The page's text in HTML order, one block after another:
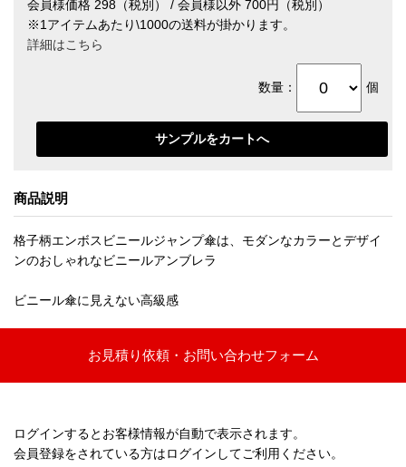
会員様価格 298（税別） / 会員様以外 700円（税別）
※1アイテムあたり\1000の送料が掛かります。
詳細はこちら
数量： 個
商品説明
格子柄エンボスビニールジャンプ傘は、モダンなカラーとデザイ
ンのおしゃれなビニールアンブレラ
ビニール傘に見えない高級感
お見積り依頼・お問い合わせフォーム
ログインするとお客様情報が自動で表示されます。
会員登録をされている方はログインしてご利用ください。